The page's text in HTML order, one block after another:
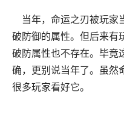
当年，命运之刃被玩家
破防御的属性。但后来有
破防属性也不存在。毕竟
确，更别说当年了。虽然
很多玩家看好它。